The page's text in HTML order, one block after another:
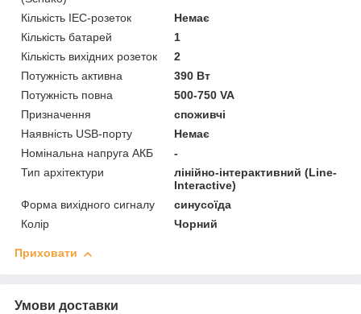
Кількість IEC-розеток
Немає
Кількість батарей
1
Кількість вихідних розеток
2
Потужність активна
390 Вт
Потужність повна
500-750 VA
Призначення
споживчі
Наявність USB-порту
Немає
Номінальна напруга АКБ
-
Тип архітектури
лінійно-інтерактивний (Line-
Interactive)
Форма вихідного сигналу
синусоїда
Колір
Чорний
Приховати
Умови доставки